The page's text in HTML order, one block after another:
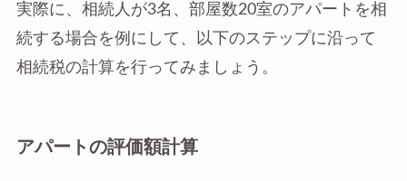
実際に、相続人が3名、部屋数20室のアパートを相
続する場合を例にして、以下のステップに沿って
相続税の計算を行ってみましょう。
アパートの評価額計算